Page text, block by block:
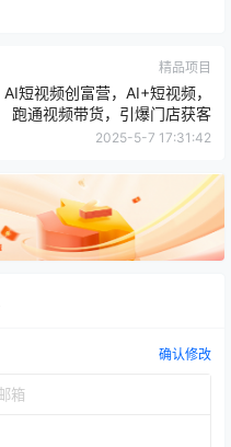
精品项目
AI短视频创富营，AI+短视频，
跑通视频带货，引爆门店获客
2025-5-7 17:31:42
确认修改